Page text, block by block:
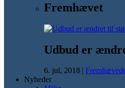
Fremhævet
Udbud er
6. jul, 2018 |
Nyheder